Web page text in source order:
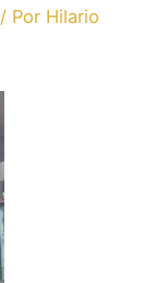
/ Por Hilario